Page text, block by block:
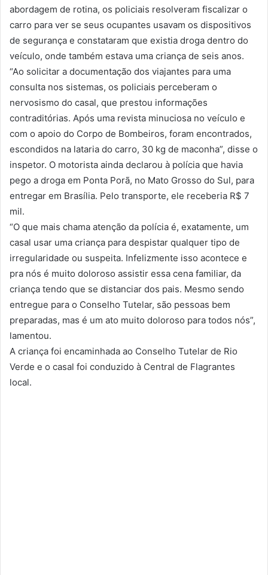
abordagem de rotina, os policiais resolveram fiscalizar o
carro para ver se seus ocupantes usavam os dispositivos
de segurança e constataram que existia droga dentro do
veículo, onde também estava uma criança de seis anos.
“Ao solicitar a documentação dos viajantes para uma
consulta nos sistemas, os policiais perceberam o
nervosismo do casal, que prestou informações
contraditórias. Após uma revista minuciosa no veículo e
com o apoio do Corpo de Bombeiros, foram encontrados,
escondidos na lataria do carro, 30 kg de maconha”, disse o
inspetor. O motorista ainda declarou à polícia que havia
pego a droga em Ponta Porã, no Mato Grosso do Sul, para
entregar em Brasília. Pelo transporte, ele receberia R$ 7
mil.
“O que mais chama atenção da polícia é, exatamente, um
casal usar uma criança para despistar qualquer tipo de
irregularidade ou suspeita. Infelizmente isso acontece e
pra nós é muito doloroso assistir essa cena familiar, da
criança tendo que se distanciar dos pais. Mesmo sendo
entregue para o Conselho Tutelar, são pessoas bem
preparadas, mas é um ato muito doloroso para todos nós”,
lamentou.
A criança foi encaminhada ao Conselho Tutelar de Rio
Verde e o casal foi conduzido à Central de Flagrantes
local.